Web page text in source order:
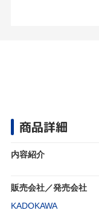
商品詳細
内容紹介
販売会社／発売会社
KADOKAWA